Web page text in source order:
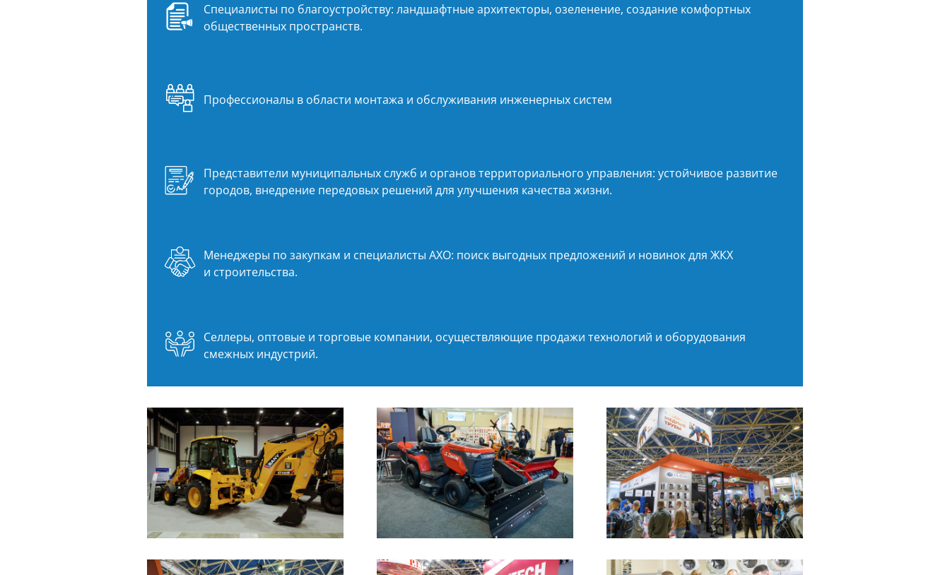
Специалисты по благоустройству: ландшафтные архитекторы, озеленение, создание комфортных
общественных пространств.
Профессионалы в области монтажа и обслуживания инженерных систем
Представители муниципальных служб и органов территориального управления: устойчивое развитие
городов, внедрение передовых решений для улучшения качества жизни.
Менеджеры по закупкам и специалисты АХО: поиск выгодных предложений и новинок для ЖКХ
и строительства.
Селлеры, оптовые и торговые компании, осуществляющие продажи технологий и оборудования
смежных индустрий.